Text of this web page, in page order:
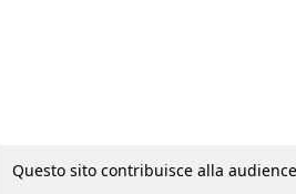
Questo sito contribuisce alla